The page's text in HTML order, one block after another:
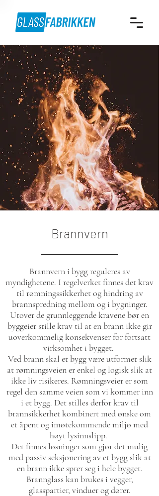
Brannvern
Brannvern i bygg reguleres av
myndighetene. I regelverket finnes det krav
til rømningssikkerhet og hindring av
brannspredning mellom og i bygninger.
Utover de grunnleggende kravene bør en
byggeier stille krav til at en brann ikke gir
uoverkommelig konsekvenser for fortsatt
virksomhet i bygget.
Ved brann skal et bygg være utformet slik
at rømningsveien er enkel og logisk slik at
ikke liv risikeres. Rømningsveier er som
regel den samme veien som vi kommer inn
i et bygg. Det stilles derfor krav til
brannsikkerhet kombinert med ønske om
et åpent og imøtekommende miljø med
høyt lysinnslipp.
Det finnes løsninger som gjør det mulig
med passiv seksjonering av et bygg slik at
en brann ikke sprer seg i hele bygget.
Brannglass kan brukes i vegger,
glasspartier, vinduer og dører.